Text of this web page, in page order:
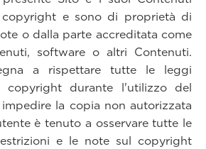
e sono di proprietà di
o dalla parte accreditata come
software o altri Contenuti.
a rispettare tutte le leggi
copyright durante l'utilizzo del
la copia non autorizzata
è tenuto a osservare tutte le
e le note sul copyright